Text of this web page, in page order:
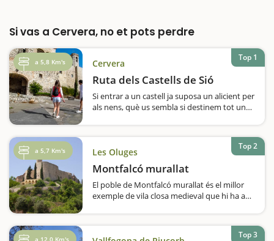
Si vas a Cervera, no et pots perdre
a 5,8 Km's Cervera
Ruta dels Castells de Sió
Si entrar a un castell ja suposa un alicient per
als nens, què us sembla si destinem tot un
castells i una de les rutes estrella per fer en
família és la Ruta dels…
Top 1
a 5,7 Km's Les Oluges
Montfalcó murallat
El poble de Montfalcó murallat és el millor
exemple de vila closa medieval que hi ha a
encisador i amb un encant majúscul, és un
Top 2
a 12,0 Km's Top 3